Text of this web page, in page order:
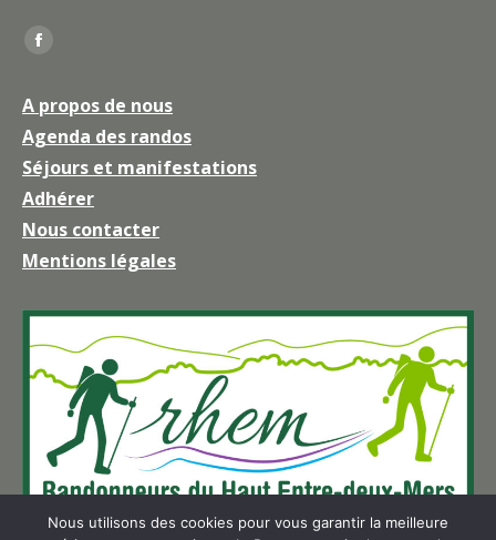
Trouvez nous sur :
La
Facebook
s'ouvre
dans
une
nouvelle
fenêtre
A propos de nous
Agenda des randos
Séjours et manifestations
Adhérer
Nous contacter
Mentions légales
Nous utilisons des cookies pour vous garantir la meilleure